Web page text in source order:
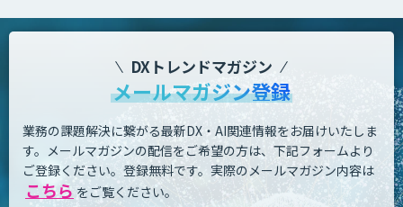
DXトレンドマガジン
メールマガジン登録
業務の課題解決に繋がる最新DX・AI関連情報をお届けいたしま
す。 メールマガジンの配信をご希望の方は、下記フォームより
ご登録ください。登録無料です。 実際のメールマガジン内容は
こちら をご覧ください。